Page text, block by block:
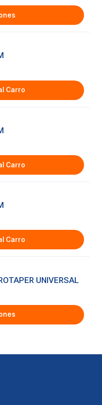
Carro
Carro
Carro
UNIVERSAL